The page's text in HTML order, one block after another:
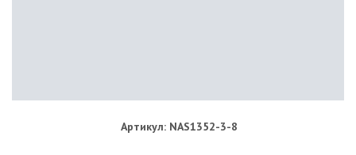
Артикул: NAS1352-3-8